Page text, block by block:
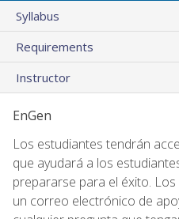
Syllabus
Requirements
Instructor
EnGen
Los estudiantes tendrán
que ayudará a los
prepararse para el éxito.
un correo electrónico de